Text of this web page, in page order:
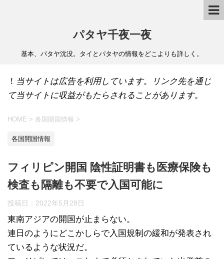
パタヤ千夜一夜
基本、パタヤ沈没。タイとパタヤの情報をどこよりも詳しく。
！ 当サイトは広告を利用しています。リンク先を通じ
て当サイトに収益がもたらされることがあります。
HOME > 各国開国情報 >
各国開国情報
フィリピン開国 陰性証明書も医療保険も
検査も隔離も不要で入国可能に
投稿日： 2022年5月28日
東南アジアの開国が止まらない。
連日のようにどこかしらで入国規制の緩和が発表され
ているような状況だ。